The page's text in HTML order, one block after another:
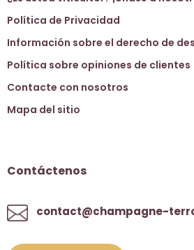
Política de Privacidad
Información sobre el derecho de
Política sobre opiniones de clientes
Contacte con nosotros
Mapa del sitio
Contáctenos
contact@champagne-